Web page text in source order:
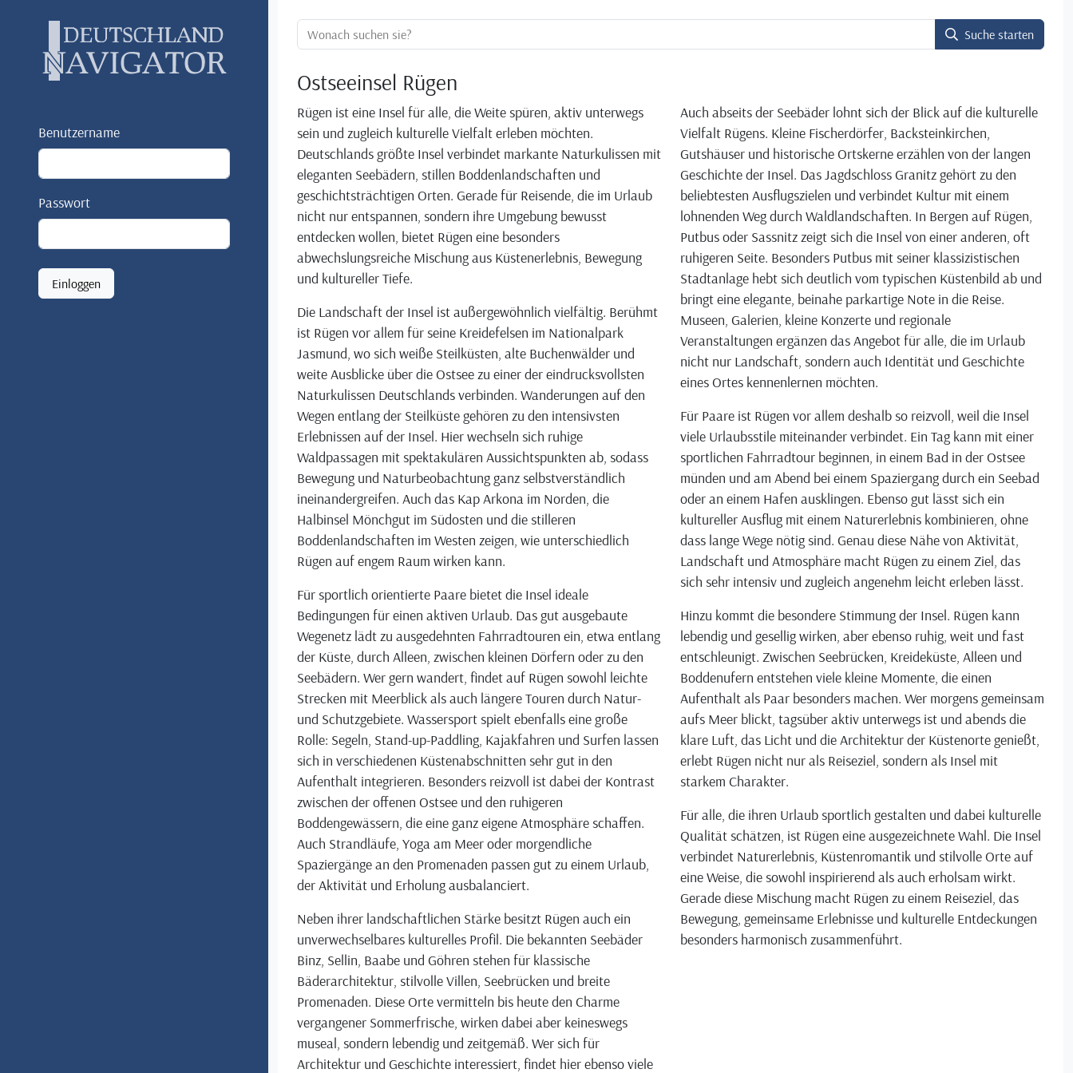
Benutzername
Passwort
Einloggen
Ortssuche: Suche starten
Ostseeinsel Rügen
Rügen ist eine Insel für alle, die Weite spüren, aktiv unterwegs
sein und zugleich kulturelle Vielfalt erleben möchten.
Deutschlands größte Insel verbindet markante Naturkulissen mit
eleganten Seebädern, stillen Boddenlandschaften und
geschichtsträchtigen Orten. Gerade für Reisende, die im Urlaub
nicht nur entspannen, sondern ihre Umgebung bewusst
entdecken wollen, bietet Rügen eine besonders
abwechslungsreiche Mischung aus Küstenerlebnis, Bewegung
und kultureller Tiefe.
Die Landschaft der Insel ist außergewöhnlich vielfältig. Berühmt
ist Rügen vor allem für seine Kreidefelsen im Nationalpark
Jasmund, wo sich weiße Steilküsten, alte Buchenwälder und
weite Ausblicke über die Ostsee zu einer der eindrucksvollsten
Naturkulissen Deutschlands verbinden. Wanderungen auf den
Wegen entlang der Steilküste gehören zu den intensivsten
Erlebnissen auf der Insel. Hier wechseln sich ruhige
Waldpassagen mit spektakulären Aussichtspunkten ab, sodass
Bewegung und Naturbeobachtung ganz selbstverständlich
ineinandergreifen. Auch das Kap Arkona im Norden, die
Halbinsel Mönchgut im Südosten und die stilleren
Boddenlandschaften im Westen zeigen, wie unterschiedlich
Rügen auf engem Raum wirken kann.
Für sportlich orientierte Paare bietet die Insel ideale
Bedingungen für einen aktiven Urlaub. Das gut ausgebaute
Wegenetz lädt zu ausgedehnten Fahrradtouren ein, etwa entlang
der Küste, durch Alleen, zwischen kleinen Dörfern oder zu den
Seebädern. Wer gern wandert, findet auf Rügen sowohl leichte
Strecken mit Meerblick als auch längere Touren durch Natur-
und Schutzgebiete. Wassersport spielt ebenfalls eine große
Rolle: Segeln, Stand-up-Paddling, Kajakfahren und Surfen lassen
sich in verschiedenen Küstenabschnitten sehr gut in den
Aufenthalt integrieren. Besonders reizvoll ist dabei der Kontrast
zwischen der offenen Ostsee und den ruhigeren
Boddengewässern, die eine ganz eigene Atmosphäre schaffen.
Auch Strandläufe, Yoga am Meer oder morgendliche
Spaziergänge an den Promenaden passen gut zu einem Urlaub,
der Aktivität und Erholung ausbalanciert.
Neben ihrer landschaftlichen Stärke besitzt Rügen auch ein
unverwechselbares kulturelles Profil. Die bekannten Seebäder
Binz, Sellin, Baabe und Göhren stehen für klassische
Bäderarchitektur, stilvolle Villen, Seebrücken und breite
Promenaden. Diese Orte vermitteln bis heute den Charme
vergangener Sommerfrische, wirken dabei aber keineswegs
museal, sondern lebendig und zeitgemäß. Wer sich für
Architektur und Geschichte interessiert, findet hier ebenso viele
Auch abseits der Seebäder lohnt sich der Blick auf die kulturelle
Vielfalt Rügens. Kleine Fischerdörfer, Backsteinkirchen,
Gutshäuser und historische Ortskerne erzählen von der langen
Geschichte der Insel. Das Jagdschloss Granitz gehört zu den
beliebtesten Ausflugszielen und verbindet Kultur mit einem
lohnenden Weg durch Waldlandschaften. In Bergen auf Rügen,
Putbus oder Sassnitz zeigt sich die Insel von einer anderen, oft
ruhigeren Seite. Besonders Putbus mit seiner klassizistischen
Stadtanlage hebt sich deutlich vom typischen Küstenbild ab und
bringt eine elegante, beinahe parkartige Note in die Reise.
Museen, Galerien, kleine Konzerte und regionale
Veranstaltungen ergänzen das Angebot für alle, die im Urlaub
nicht nur Landschaft, sondern auch Identität und Geschichte
eines Ortes kennenlernen möchten.
Für Paare ist Rügen vor allem deshalb so reizvoll, weil die Insel
viele Urlaubsstile miteinander verbindet. Ein Tag kann mit einer
sportlichen Fahrradtour beginnen, in einem Bad in der Ostsee
münden und am Abend bei einem Spaziergang durch ein Seebad
oder an einem Hafen ausklingen. Ebenso gut lässt sich ein
kultureller Ausflug mit einem Naturerlebnis kombinieren, ohne
dass lange Wege nötig sind. Genau diese Nähe von Aktivität,
Landschaft und Atmosphäre macht Rügen zu einem Ziel, das
sich sehr intensiv und zugleich angenehm leicht erleben lässt.
Hinzu kommt die besondere Stimmung der Insel. Rügen kann
lebendig und gesellig wirken, aber ebenso ruhig, weit und fast
entschleunigt. Zwischen Seebrücken, Kreideküste, Alleen und
Boddenufern entstehen viele kleine Momente, die einen
Aufenthalt als Paar besonders machen. Wer morgens gemeinsam
aufs Meer blickt, tagsüber aktiv unterwegs ist und abends die
klare Luft, das Licht und die Architektur der Küstenorte genießt,
erlebt Rügen nicht nur als Reiseziel, sondern als Insel mit
starkem Charakter.
Für alle, die ihren Urlaub sportlich gestalten und dabei kulturelle
Qualität schätzen, ist Rügen eine ausgezeichnete Wahl. Die Insel
verbindet Naturerlebnis, Küstenromantik und stilvolle Orte auf
eine Weise, die sowohl inspirierend als auch erholsam wirkt.
Gerade diese Mischung macht Rügen zu einem Reiseziel, das
Bewegung, gemeinsame Erlebnisse und kulturelle Entdeckungen
besonders harmonisch zusammenführt.